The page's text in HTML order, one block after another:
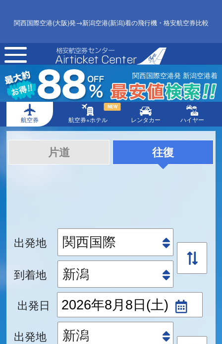
関西国際空港(大阪)発→新潟空港(新潟)着の飛行機・格安航空券比較
toggle
navigation
関西国際空港発 新潟空港着
航空券 航空券+ホテル
NEW
レンタカー ハイヤー
片道 往復
出発地
到着地
出発日
出発地